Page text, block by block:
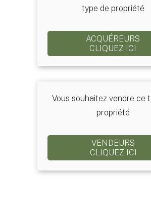
type de propriété
ACQUÉREURS
CLIQUEZ ICI
Vous souhaitez vendre ce
propriété
VENDEURS
CLIQUEZ ICI